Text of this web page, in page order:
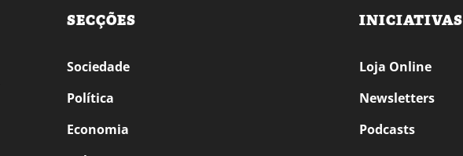
SECÇÕES
Sociedade
Política
Economia
INICIATIVAS
Loja Online
Newsletters
Podcasts